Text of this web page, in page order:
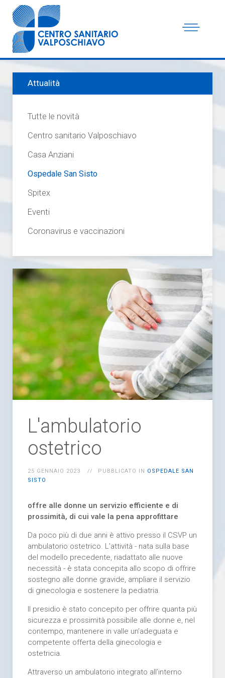
L'ambulatorio
ostetrico
25 GENNAIO 2023 PUBBLICATO IN OSPEDALE SAN
SISTO
offre alle donne un servizio efficiente e di
prossimità, di cui vale la pena approfittare
Da poco più di due anni è attivo presso il CSVP un
ambulatorio ostetrico. L’attività - nata sulla base
del modello precedente, riadattato alle nuove
necessità - è stata concepita allo scopo di offrire
sostegno alle donne gravide, ampliare il servizio
di ginecologia e sostenere la pediatria.
Il presidio è stato concepito per offrire quanta più
sicurezza e prossimità possibile alle donne e, nel
contempo, mantenere in valle un’adeguata e
competente offerta della ginecologia e
ostetricia.
Attraverso un ambulatorio integrato all’interno
Attualità
Tutte le novità
Centro sanitario Valposchiavo
Casa Anziani
Ospedale San Sisto
Spitex
Eventi
Coronavirus e vaccinazioni